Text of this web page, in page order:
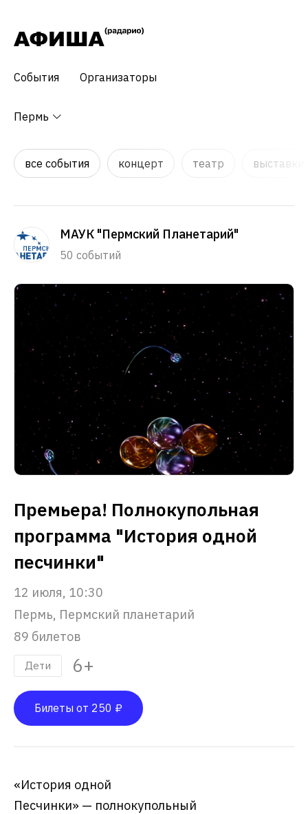
События Организаторы
Пермь
все события концерт театр
МАУК "Пермский Планетарий"
50 событий
Премьера! Полнокупольная
программа "История одной
песчинки"
12 июля, 10:30
Пермь, Пермский планетарий
89 билетов
Дети 6+
Билеты от 250 ₽
«История одной
Песчинки» — полнокупольный